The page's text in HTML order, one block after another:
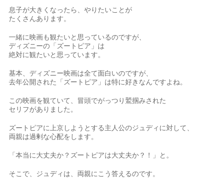
息子が大きくなったら、やりたいことが
たくさんあります。
一緒に映画も観たいと思っているのですが、
ディズニーの「ズートピア」は
絶対に観たいと思っています。
基本、ディズニー映画は全て面白いのですが、
去年公開された「ズートピア」は特に好きなんですよね。
この映画を観ていて、冒頭でがっつり鷲掴みされた
セリフがありました。
ズートピアに上京しようとする主人公のジュディに対して、
両親は過剰な心配をします。
「本当に大丈夫か？ズートピアは大丈夫か？！」と。
そこで、ジュディは、両親にこう答えるのです。